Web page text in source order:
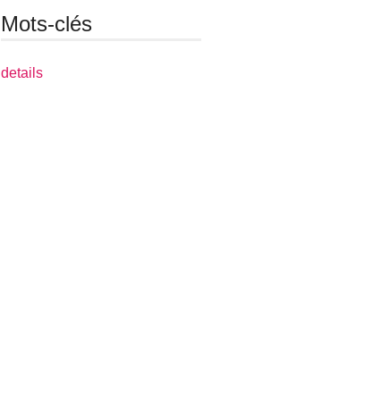
Mots-clés
details